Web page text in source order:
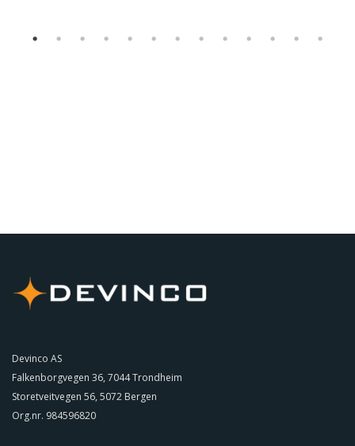
Devinco AS
Falkenborgvegen 36, 7044 Trondheim
Storetveitvegen 56, 5072 Bergen
Org.nr. 984596820